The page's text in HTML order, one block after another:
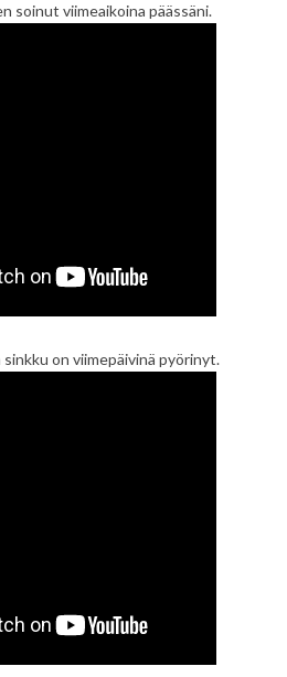
soinut viimeaikoina päässäni.
on viimepäivinä pyörinyt.